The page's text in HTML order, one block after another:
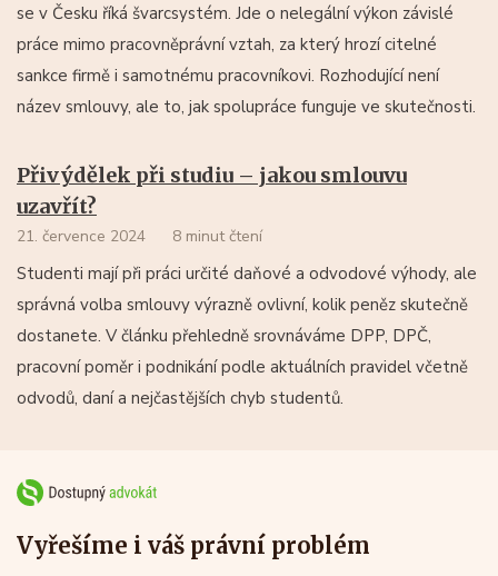
se v Česku říká švarcsystém. Jde o nelegální výkon závislé
práce mimo pracovněprávní vztah, za který hrozí citelné
sankce firmě i samotnému pracovníkovi. Rozhodující není
název smlouvy, ale to, jak spolupráce funguje ve skutečnosti.
Přivýdělek při studiu – jakou smlouvu
uzavřít?
21. července 2024 8 minut čtení
Studenti mají při práci určité daňové a odvodové výhody, ale
správná volba smlouvy výrazně ovlivní, kolik peněz skutečně
dostanete. V článku přehledně srovnáváme DPP, DPČ,
pracovní poměr i podnikání podle aktuálních pravidel včetně
odvodů, daní a nejčastějších chyb studentů.
Vyřešíme i váš právní problém